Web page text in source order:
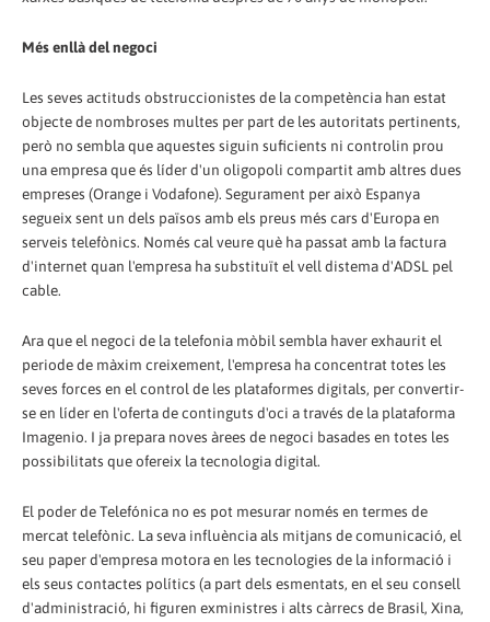
Més enllà del negoci
Les seves actituds obstruccionistes de la competència han estat
objecte de nombroses multes per part de les autoritats pertinents,
però no sembla que aquestes siguin suficients ni controlin prou
una empresa que és líder d'un oligopoli compartit amb altres dues
empreses (Orange i Vodafone). Segurament per això Espanya
segueix sent un dels països amb els preus més cars d'Europa en
serveis telefònics. Només cal veure què ha passat amb la factura
d'internet quan l'empresa ha substituït el vell distema d'ADSL pel
cable.
Ara que el negoci de la telefonia mòbil sembla haver exhaurit el
periode de màxim creixement, l'empresa ha concentrat totes les
seves forces en el control de les plataformes digitals, per convertir-
se en líder en l'oferta de continguts d'oci a través de la plataforma
Imagenio. I ja prepara noves àrees de negoci basades en totes les
possibilitats que ofereix la tecnologia digital.
El poder de Telefónica no es pot mesurar només en termes de
mercat telefònic. La seva influència als mitjans de comunicació, el
seu paper d'empresa motora en les tecnologies de la informació i
els seus contactes polítics (a part dels esmentats, en el seu consell
d'administració, hi figuren exministres i alts càrrecs de Brasil, Xina,